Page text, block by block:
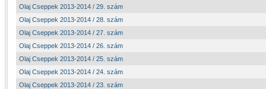
Olaj Cseppek 2013-2014 / 29. szám
Olaj Cseppek 2013-2014 / 28. szám
Olaj Cseppek 2013-2014 / 27. szám
Olaj Cseppek 2013-2014 / 26. szám
Olaj Cseppek 2013-2014 / 25. szám
Olaj Cseppek 2013-2014 / 24. szám
Olaj Cseppek 2013-2014 / 23. szám